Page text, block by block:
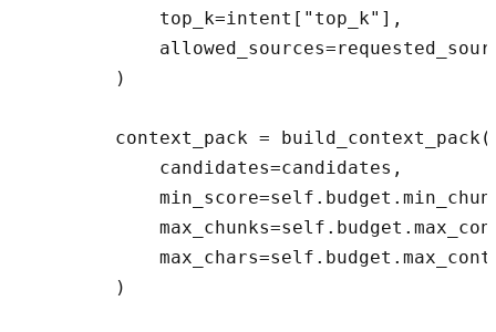
            top_k=intent["top_k"],
        )
        context_pack = build_context_pack(
            candidates=candidates,
        )